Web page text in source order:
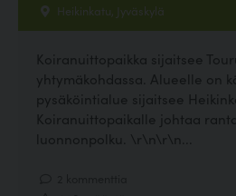
Heikinkatu, Jyväskylä
Koiranuittopaikka sijaitsee
yhtymäkohdassa. Alueelle on
pysäköintialue sijaitsee
Koiranuittopaikalle johtaa
luonnonpolku. \r\n\r\n...